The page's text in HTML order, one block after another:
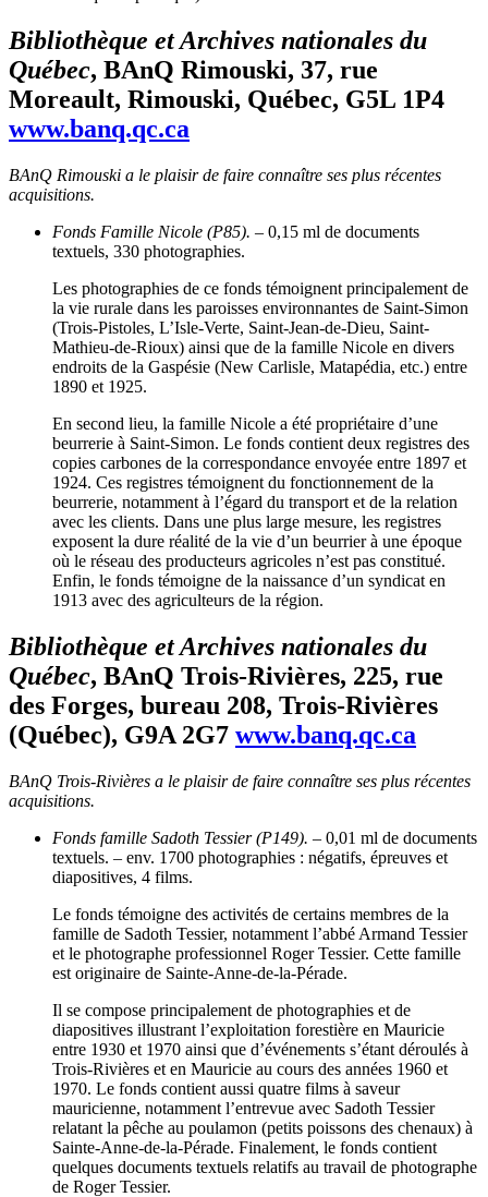
Bibliothèque et Archives nationales du
Québec, BAnQ Rimouski, 37, rue
Moreault, Rimouski, Québec, G5L 1P4
www.banq.qc.ca
BAnQ Rimouski a le plaisir de faire connaître ses plus récentes
acquisitions.
Fonds Famille Nicole (P85). – 0,15 ml de documents
textuels, 330 photographies.
Les photographies de ce fonds témoignent principalement de
la vie rurale dans les paroisses environnantes de Saint-Simon
(Trois-Pistoles, L’Isle-Verte, Saint-Jean-de-Dieu, Saint-
Mathieu-de-Rioux) ainsi que de la famille Nicole en divers
endroits de la Gaspésie (New Carlisle, Matapédia, etc.) entre
1890 et 1925.
En second lieu, la famille Nicole a été propriétaire d’une
beurrerie à Saint-Simon. Le fonds contient deux registres des
copies carbones de la correspondance envoyée entre 1897 et
1924. Ces registres témoignent du fonctionnement de la
beurrerie, notamment à l’égard du transport et de la relation
avec les clients. Dans une plus large mesure, les registres
exposent la dure réalité de la vie d’un beurrier à une époque
où le réseau des producteurs agricoles n’est pas constitué.
Enfin, le fonds témoigne de la naissance d’un syndicat en
1913 avec des agriculteurs de la région.
Bibliothèque et Archives nationales du
Québec, BAnQ Trois-Rivières, 225, rue
des Forges, bureau 208, Trois-Rivières
(Québec), G9A 2G7 www.banq.qc.ca
BAnQ Trois-Rivières a le plaisir de faire connaître ses plus récentes
acquisitions.
Fonds famille Sadoth Tessier (P149). – 0,01 ml de documents
textuels. – env. 1700 photographies : négatifs, épreuves et
diapositives, 4 films.
Le fonds témoigne des activités de certains membres de la
famille de Sadoth Tessier, notamment l’abbé Armand Tessier
et le photographe professionnel Roger Tessier. Cette famille
est originaire de Sainte-Anne-de-la-Pérade.
Il se compose principalement de photographies et de
diapositives illustrant l’exploitation forestière en Mauricie
entre 1930 et 1970 ainsi que d’événements s’étant déroulés à
Trois-Rivières et en Mauricie au cours des années 1960 et
1970. Le fonds contient aussi quatre films à saveur
mauricienne, notamment l’entrevue avec Sadoth Tessier
relatant la pêche au poulamon (petits poissons des chenaux) à
Sainte-Anne-de-la-Pérade. Finalement, le fonds contient
quelques documents textuels relatifs au travail de photographe
de Roger Tessier.